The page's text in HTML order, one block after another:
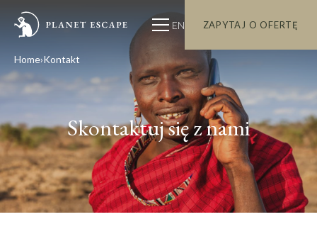
EN ZAPYTAJ O OFERTĘ
Home Kontakt
Skontaktuj się z nami